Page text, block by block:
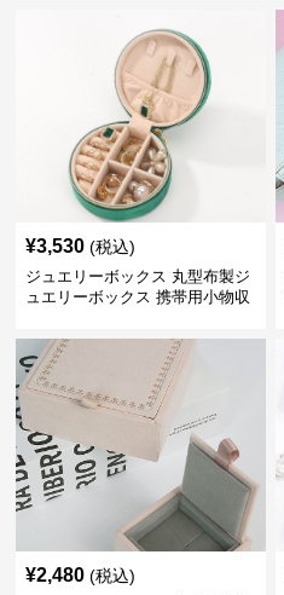
¥3,530 (税込)
ジュエリーボックス 丸型布製ジ
ュエリーボックス 携帯用小物収
¥2,480 (税込)